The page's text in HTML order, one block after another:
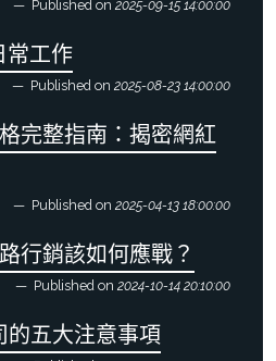
Published on 2025-09-15 14:00:00
常工作
Published on 2025-08-23 14:00:00
完整指南：揭密網紅
Published on 2025-04-13 18:00:00
行銷該如何應戰？
Published on 2024-10-14 20:10:00
的五大注意事項